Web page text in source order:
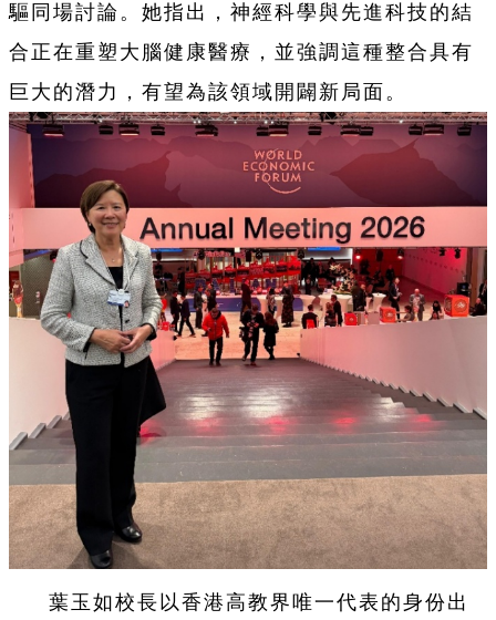
驅同場討論。她指出，神經科學與先進科技的結
合正在重塑大腦健康醫療，並強調這種整合具有
巨大的潛力，有望為該領域開闢新局面。
葉玉如校長以香港高教界唯一代表的身份出